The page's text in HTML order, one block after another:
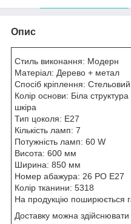
Опис
Стиль виконання: Модерн
Матеріал: Дерево + метал
Спосіб кріплення: Стельовий
Колір основи: Біла
шкіра
Тип цоколя: E27
Кількість ламп: 7
Потужність ламп: 60 W
Висота: 600 мм
Ширина: 850 мм
Номер абажура: 26 PO E27
Колір тканини: 5318
На продукцію поширюється
Доставку можна